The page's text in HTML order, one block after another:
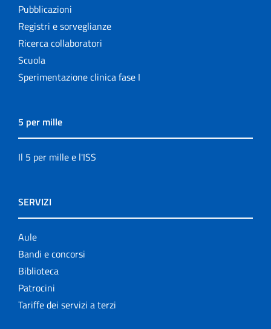
Pubblicazioni
Registri e sorveglianze
Ricerca collaboratori
Scuola
Sperimentazione clinica fase I
5 per mille
Il 5 per mille e l'ISS
SERVIZI
Aule
Bandi e concorsi
Biblioteca
Patrocini
Tariffe dei servizi a terzi